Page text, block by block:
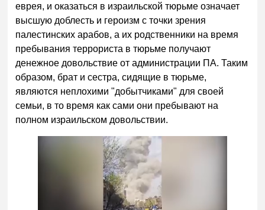
еврея, и оказаться в израильской тюрьме означает
высшую доблесть и героизм с точки зрения
палестинских арабов, а их родственники на время
пребывания террориста в тюрьме получают
денежное довольствие от администрации ПА. Таким
образом, брат и сестра, сидящие в тюрьме,
являются неплохими "добытчиками" для своей
семьи, в то время как сами они пребывают на
полном израильском довольствии.